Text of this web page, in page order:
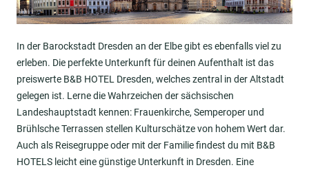
In der Barockstadt Dresden an der Elbe gibt es ebenfalls viel zu
erleben. Die perfekte Unterkunft für deinen Aufenthalt ist das
preiswerte B&B HOTEL Dresden, welches zentral in der Altstadt
gelegen ist. Lerne die Wahrzeichen der sächsischen
Landeshauptstadt kennen: Frauenkirche, Semperoper und
Brühlsche Terrassen stellen Kulturschätze von hohem Wert dar.
Auch als Reisegruppe oder mit der Familie findest du mit B&B
HOTELS leicht eine günstige Unterkunft in Dresden. Eine